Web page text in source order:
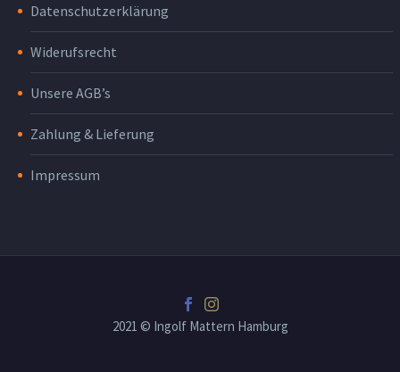
Datenschutzerklärung
Widerufsrecht
Unsere AGB’s
Zahlung & Lieferung
Impressum
2021 © Ingolf Mattern Hamburg